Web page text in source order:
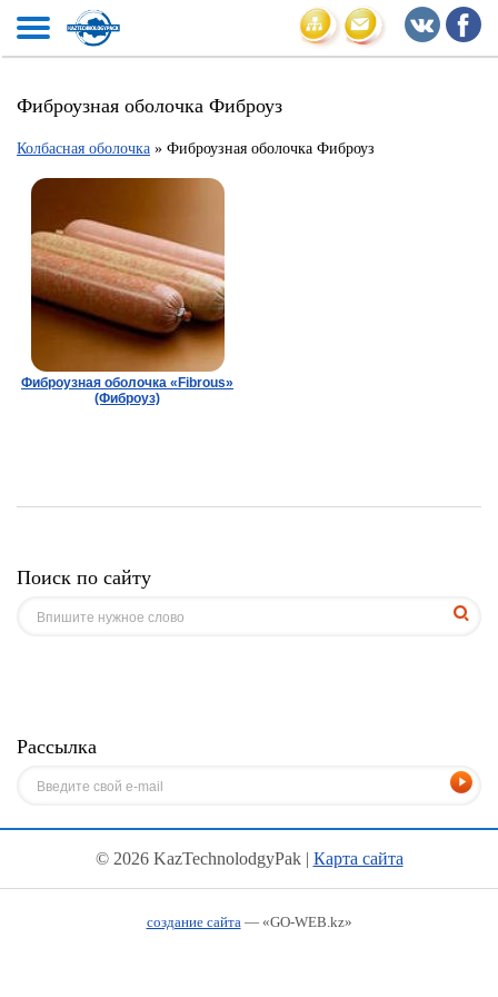
Фиброузная оболочка Фиброуз
Колбасная оболочка » Фиброузная оболочка Фиброуз
Фиброузная оболочка «Fibrous»
(Фиброуз)
Поиск по сайту
Рассылка
© 2026 KazTechnolodgyPak | Карта сайта
создание сайта— «GO-WEB.kz»